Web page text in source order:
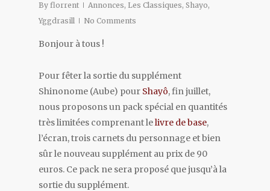
By florrent Annonces, Les Classiques, Shayo,
Yggdrasill
No Comments
Bonjour à tous !
Pour fêter la sortie du supplément
Shinonome (Aube) pour Shayô, fin juillet,
nous proposons un pack spécial en quantités
très limitées comprenant lelivre de base,
l’écran, trois carnets du personnage et bien
sûr le nouveau supplément au prix de 90
euros. Ce pack ne sera proposé que jusqu’à la
sortie du supplément.